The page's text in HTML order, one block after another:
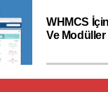
WHMCS
Ve Modüller